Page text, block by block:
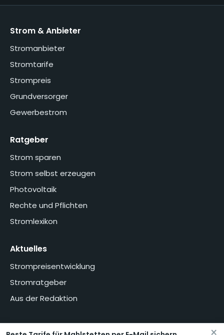
Strom & Anbieter
Stromanbieter
Stromtarife
Strompreis
Grundversorger
Gewerbestrom
Ratgeber
Strom sparen
Strom selbst erzeugen
Photovoltaik
Rechte und Pflichten
Stromlexikon
Aktuelles
Strompreisentwicklung
Stromratgeber
Aus der Redaktion